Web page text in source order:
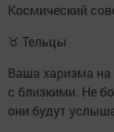
Космический
♉ Тельцы
Ваша харизма на
с близкими. Не
они будут